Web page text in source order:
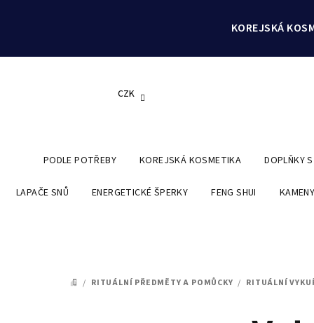
KOREJSKÁ
CZK
PODLE POTŘEBY KOREJSKÁ KOSMETIKA DOPLŇKY
LAPAČE SNŮ ENERGETICKÉ ŠPERKY FENG SHUI
DOMŮ
/ RITUÁLNÍ PŘEDMĚTY A POMŮCKY / RITUÁLNÍ